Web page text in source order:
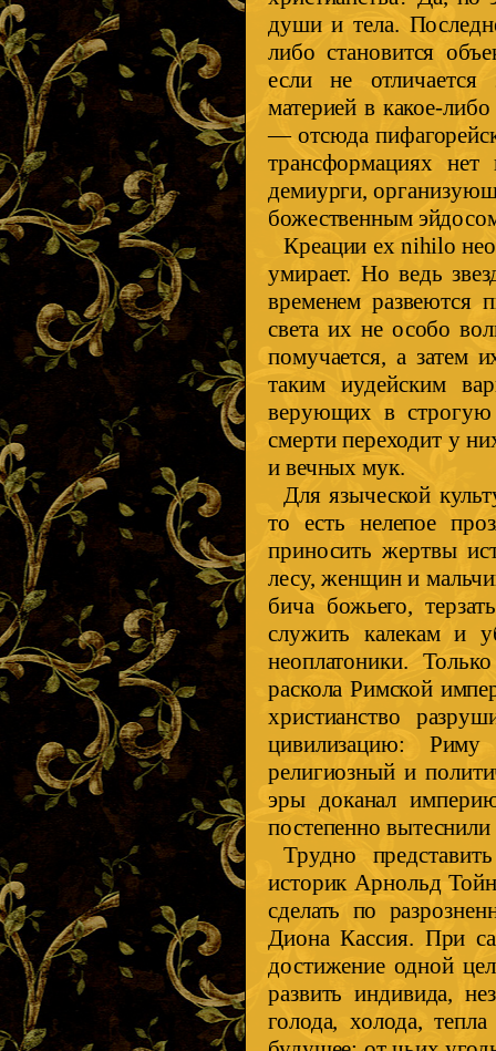
души и тела.
либо становится
если не отличается
материей в какое-
— отсюда
трансформациях
демиурги,
божественным
Креации ex nihilo
умирает. Но ведь
временем развеются
света их не особо
помучается, а затем
таким иудейским
верующих в
смерти переходит у
и вечных мук.
Для языческой
то есть нелепое
приносить жертвы
лесу, женщин и
бича божьего,
служить калекам и
неоплатоники.
раскола Римской
христианство
цивилизацию:
религиозный и
эры доканал
постепенно
Трудно
историк Арнольд
сделать по
Диона Кассия. При
достижение одной
развить индивида,
голода, холода,